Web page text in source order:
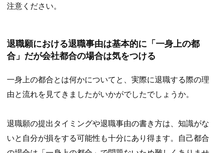
注意ください。
退職願における退職事由は基本的に「一身上の都
合」だが会社都合の場合は気をつける
一身上の都合とは何かについてと、実際に退職する際の理
由と流れを見てきましたがいかがでしたでしょうか。
退職願の提出タイミングや退職事由の書き方は、知識がな
いと自分が損をする可能性も十分にあり得ます。自己都合